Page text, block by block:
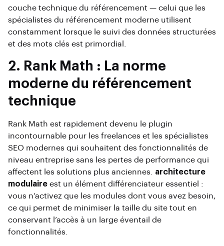
couche technique du référencement — celui que les
spécialistes du référencement moderne utilisent
constamment lorsque le suivi des données structurées
et des mots clés est primordial.
2. Rank Math : La norme
moderne du référencement
technique
Rank Math est rapidement devenu le plugin
incontournable pour les freelances et les spécialistes
SEO modernes qui souhaitent des fonctionnalités de
niveau entreprise sans les pertes de performance qui
affectent les solutions plus anciennes. architecture
modulaire est un élément différenciateur essentiel :
vous n’activez que les modules dont vous avez besoin,
ce qui permet de minimiser la taille du site tout en
conservant l’accès à un large éventail de
fonctionnalités.